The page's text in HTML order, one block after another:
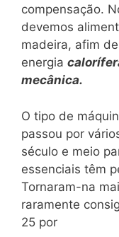
compensação.
devemos
madeira, afim
energia
mecânica.
O tipo de
passou por
século e meio
essenciais têm
Tornaram-na
raramente
25 por